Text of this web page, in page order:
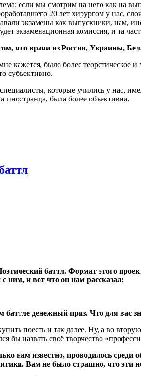
если мы смотрим на него как на
20 лет хирургом у нас,
экзамены как выпускники, нам,
экзаменационная комиссия, и та
что врачи из России, Украины,
кажется, было более теоретическое
субъективно.
которые учились у нас,
иностранца, была более объективна.
баттл. Формат этого
ним, и вот что он нам рассказал:
денежный приз. Что для вас
поесть и так далее. Ну, а во
бы назвать своё творчество
нам известно, проводилось
Вам не было страшно, что